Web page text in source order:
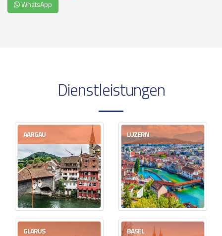
WhatsApp
Dienstleistungen
AARGAU LUZERN
GLARUS BASEL